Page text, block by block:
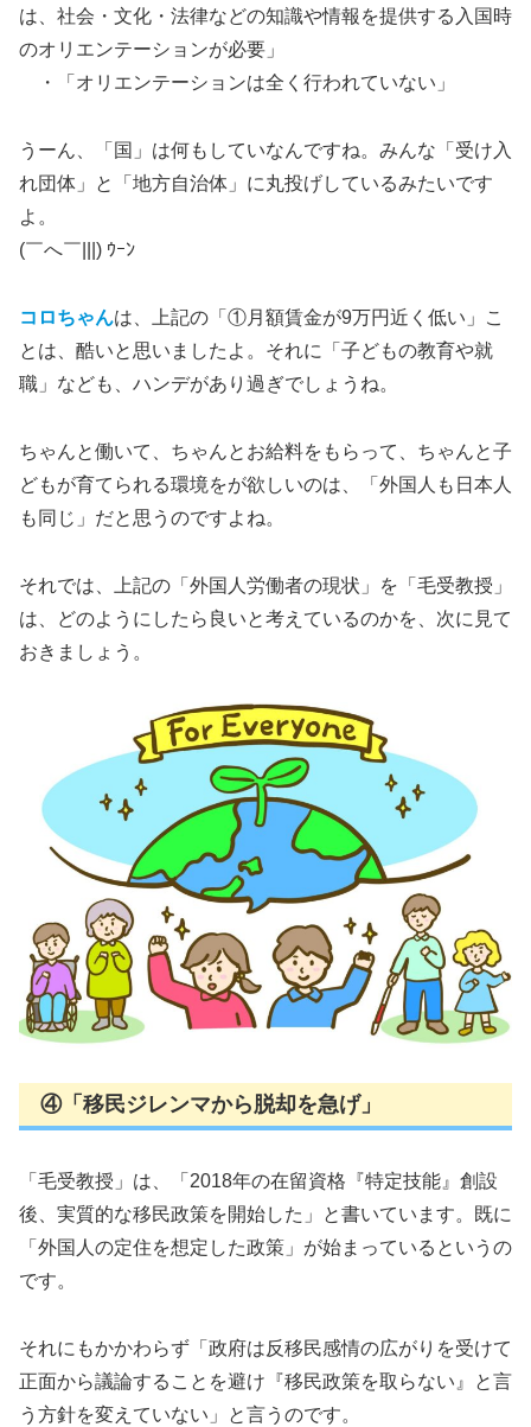
は、社会・文化・法律などの知識や情報を提供する入国時
のオリエンテーションが必要」
・「オリエンテーションは全く行われていない」
うーん、「国」は何もしていなんですね。みんな「受け入
れ団体」と「地方自治体」に丸投げしているみたいです
よ。
(￣へ￣|||) ｳｰﾝ
コロちゃんは、上記の「①月額賃金が9万円近く低い」こ
とは、酷いと思いましたよ。それに「子どもの教育や就
職」なども、ハンデがあり過ぎでしょうね。
ちゃんと働いて、ちゃんとお給料をもらって、ちゃんと子
どもが育てられる環境をが欲しいのは、「外国人も日本人
も同じ」だと思うのですよね。
それでは、上記の「外国人労働者の現状」を「毛受教授」
は、どのようにしたら良いと考えているのかを、次に見て
おきましょう。
④「移民ジレンマから脱却を急げ」
「毛受教授」は、「2018年の在留資格『特定技能』創設
後、実質的な移民政策を開始した」と書いています。既に
「外国人の定住を想定した政策」が始まっているというの
です。
それにもかかわらず「政府は反移民感情の広がりを受けて
正面から議論することを避け『移民政策を取らない』と言
う方針を変えていない」と言うのです。